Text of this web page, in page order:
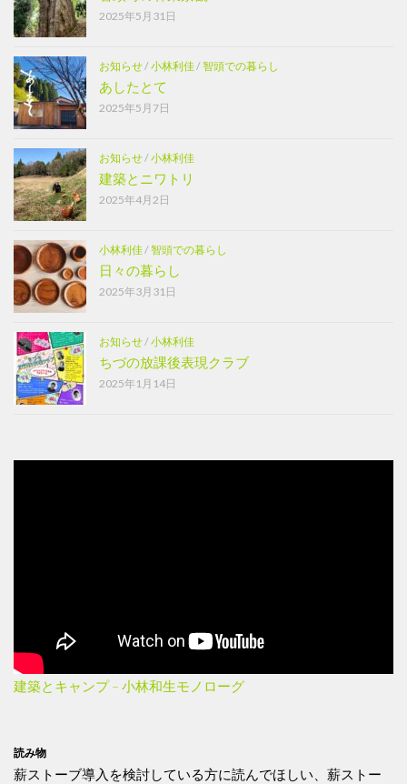
2025年5月31日
お知らせ/小林利佳/智頭での暮らし
あしたとて
2025年5月7日
お知らせ/小林利佳
建築とニワトリ
2025年4月2日
小林利佳/智頭での暮らし
日々の暮らし
2025年3月31日
お知らせ/小林利佳
ちづの放課後表現クラブ
2025年1月14日
建築とキャンプ – 小林和生モノローグ
読み物
薪ストーブ導入を検討している方に読んでほしい、薪ストー